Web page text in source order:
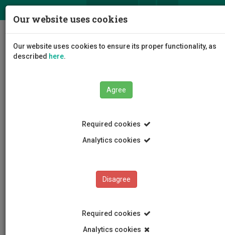
Our website uses cookies
Our website uses cookies to ensure its proper functionality, as
described here.
Agree
Required cookies
Analytics cookies
Disagree
Required cookies
Analytics cookies